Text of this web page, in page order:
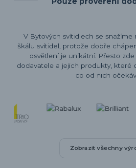
V Bytových svítidlech se snažíme
škálu svítidel, protože dobře
osvětlení je unikátní. Přesto
dodavatele a jejich produkty, které
co od nich
Zobrazit všechny